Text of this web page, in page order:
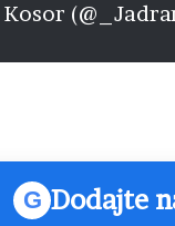
G Dodajte